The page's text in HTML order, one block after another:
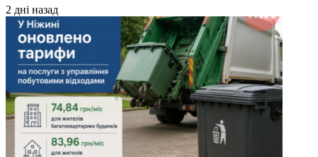
2 дні назад